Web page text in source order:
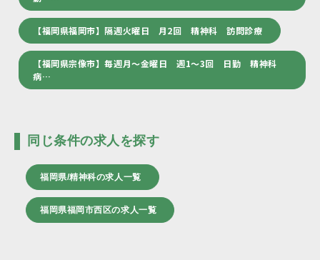
【福岡県福岡市】隔週火曜日 月2回 精神科 訪問診療
【福岡県宗像市】毎週月～金曜日 週1～3回 日勤 精神科
病…
同じ条件の求人を探す
福岡県/精神科の求人一覧
福岡県福岡市西区の求人一覧